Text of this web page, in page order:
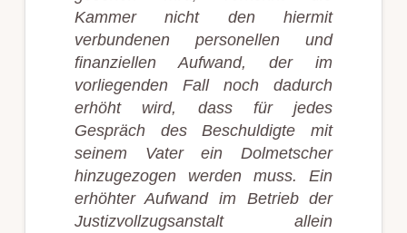
Kammer nicht den hiermit
verbundenen personellen und
finanziellen Aufwand, der im
vorliegenden Fall noch dadurch
erhöht wird, dass für jedes
Gespräch des Beschuldigte mit
seinem Vater ein Dolmetscher
hinzugezogen werden muss. Ein
erhöhter Aufwand im Betrieb der
Justizvollzugsanstalt allein